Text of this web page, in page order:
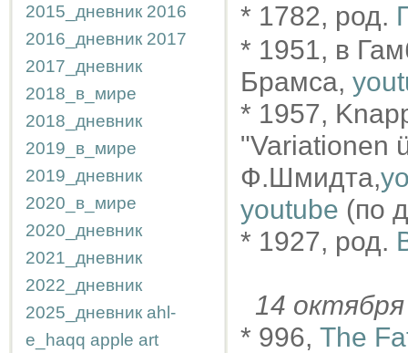
2015_дневник 2016
2016_дневник 2017
2017_дневник
2018_в_мире
2018_дневник
2019_в_мире
2019_дневник
2020_в_мире
2020_дневник
2021_дневник
2022_дневник
2025_дневник ahl-
e_haqq apple art
* 1782, род.
* 1951, в
Брамса,
* 1957,
"Variationen
Ф.Шмидта,
youtube (по
* 1927, род.
14
* 996, The